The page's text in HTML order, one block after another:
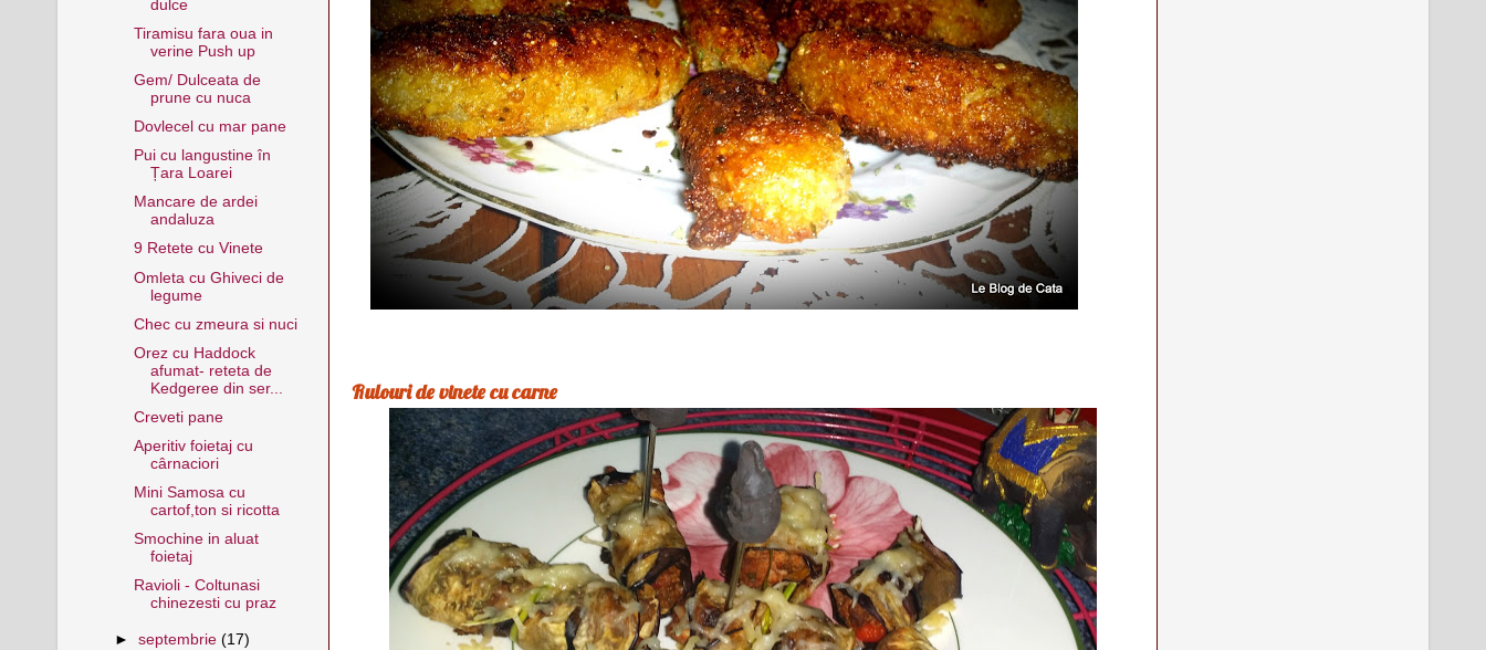
Rulouri de vinete cu carne
dulce
Tiramisu fara oua in
verine Push up
Gem/ Dulceata de
prune cu nuca
Dovlecel cu mar pane
Pui cu langustine în
Țara Loarei
Mancare de ardei
andaluza
9 Retete cu Vinete
Omleta cu Ghiveci de
legume
Chec cu zmeura si nuci
Orez cu Haddock
afumat- reteta de
Kedgeree din ser...
Creveti pane
Aperitiv foietaj cu
cârnaciori
Mini Samosa cu
cartof,ton si ricotta
Smochine in aluat
foietaj
Ravioli - Coltunasi
chinezesti cu praz
►septembrie(17)